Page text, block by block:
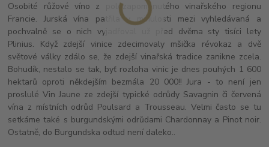
Osobité růžové víno z polozapomenutého vinařského regionu
Francie. Jurská vína patřila v minulosti mezi vyhledávaná a
pochvalně se o nich vyjadřoval už před dvěma sty tisíci lety
Plinius. Když zdejší vinice zdecimovaly mšička révokaz a dvě
světové války zdálo se, že zdejší vinařská tradice zanikne zcela.
Bohudík, nestalo se tak, byť rozloha vinic je dnes pouhých 1 600
hektarů oproti někdejším bezmála 20 000!! Jura - to není jen
proslulé Vin Jaune ze zdejší typické odrůdy Savagnin či červená
vína z místních odrůd Poulsard a Trousseau. Velmi často se tu
setkáme také s burgundskými odrůdami Chardonnay a Pinot noir.
Ostatně, do Burgundska odtud není daleko..